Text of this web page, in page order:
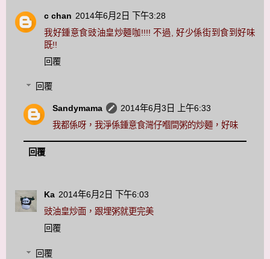
c chan 2014年6月2日 下午3:28
我好鍾意食豉油皇炒麵咖!!!! 不過, 好少係街到食到好味
既!!
回覆
回覆
Sandymama
2014年6月3日 上午6:33
我都係呀，我淨係鍾意食灣仔嗰間粥的炒麵，好味
回覆
Ka 2014年6月2日 下午6:03
豉油皇炒面，跟埋粥就更完美
回覆
回覆